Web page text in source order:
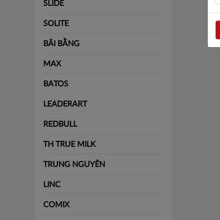
SLIDE
SOLITE
BÃI BẰNG
MAX
BATOS
LEADERART
REDBULL
TH TRUE MILK
TRUNG NGUYÊN
LINC
COMIX